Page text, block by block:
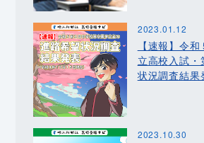
2023.01.12
【速報】令
立高校入試・
状況調査結果
2023.10.30